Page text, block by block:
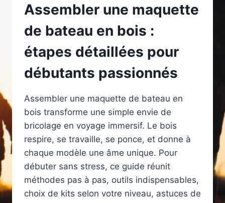
Assembler une maquette
de bateau en bois :
étapes détaillées pour
débutants passionnés
Assembler une maquette de bateau en
bois transforme une simple envie de
bricolage en voyage immersif. Le bois
respire, se travaille, se ponce, et donne à
chaque modèle une âme unique. Pour
débuter sans stress, ce guide réunit
méthodes pas à pas, outils indispensables,
choix de kits selon votre niveau, astuces de